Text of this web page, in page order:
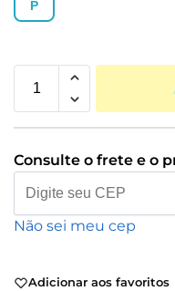
P
Consulte o frete e o
Não sei meu cep
Adicionar aos favoritos